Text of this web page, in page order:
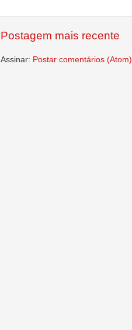
Postagem mais recente
Assinar: Postar comentários (Atom)